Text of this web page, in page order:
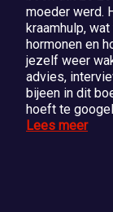
moeder werd.
kraamhulp,
hormonen en
jezelf weer
advies,
bijeen in dit
hoeft te
Lees meer